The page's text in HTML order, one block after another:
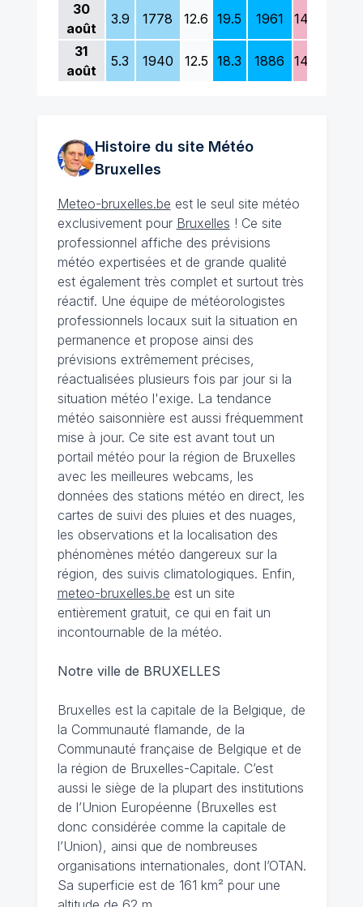
30
août
3.9 1778 12.6 19.5 1961 14.4
31
août
5.3 1940 12.5 18.3 1886 14.4
Histoire du site Météo
Bruxelles
Meteo-bruxelles.be est le seul site météo
exclusivement pour Bruxelles ! Ce site
professionnel affiche des prévisions
météo expertisées et de grande qualité
est également très complet et surtout très
réactif. Une équipe de météorologistes
professionnels locaux suit la situation en
permanence et propose ainsi des
prévisions extrêmement précises,
réactualisées plusieurs fois par jour si la
situation météo l'exige. La tendance
météo saisonnière est aussi fréquemment
mise à jour. Ce site est avant tout un
portail météo pour la région de Bruxelles
avec les meilleures webcams, les
données des stations météo en direct, les
cartes de suivi des pluies et des nuages,
les observations et la localisation des
phénomènes météo dangereux sur la
région, des suivis climatologiques. Enfin,
meteo-bruxelles.be est un site
entièrement gratuit, ce qui en fait un
incontournable de la météo.
Notre ville de BRUXELLES
Bruxelles est la capitale de la Belgique, de
la Communauté flamande, de la
Communauté française de Belgique et de
la région de Bruxelles-Capitale. C’est
aussi le siège de la plupart des institutions
de l’Union Européenne (Bruxelles est
donc considérée comme la capitale de
l’Union), ainsi que de nombreuses
organisations internationales, dont l’OTAN.
Sa superficie est de 161 km² pour une